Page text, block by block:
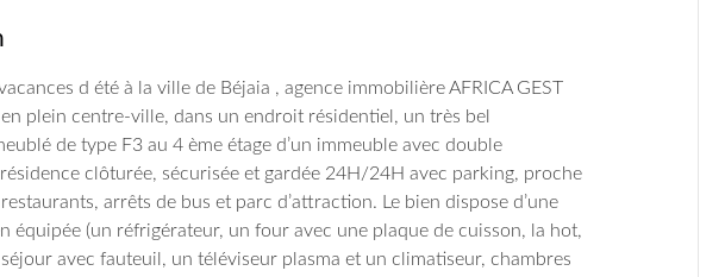
d été à la ville de Béjaia , agence immobilière AFRICA GEST
plein centre-ville, dans un endroit résidentiel, un très bel
de type F3 au 4 ème étage d’un immeuble avec double
clôturée, sécurisée et gardée 24H/24H avec parking, proche
arrêts de bus et parc d’attraction. Le bien dispose d’une
équipée (un réfrigérateur, un four avec une plaque de cuisson, la hot,
avec fauteuil, un téléviseur plasma et un climatiseur, chambres